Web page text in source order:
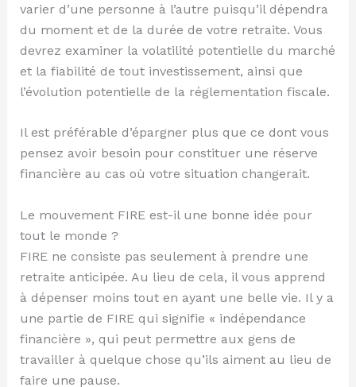
varier d’une personne à l’autre puisqu’il dépendra
du moment et de la durée de votre retraite. Vous
devrez examiner la volatilité potentielle du marché
et la fiabilité de tout investissement, ainsi que
l’évolution potentielle de la réglementation fiscale.
Il est préférable d’épargner plus que ce dont vous
pensez avoir besoin pour constituer une réserve
financière au cas où votre situation changerait.
Le mouvement FIRE est-il une bonne idée pour
tout le monde ?
FIRE ne consiste pas seulement à prendre une
retraite anticipée. Au lieu de cela, il vous apprend
à dépenser moins tout en ayant une belle vie. Il y a
une partie de FIRE qui signifie « indépendance
financière », qui peut permettre aux gens de
travailler à quelque chose qu’ils aiment au lieu de
faire une pause.